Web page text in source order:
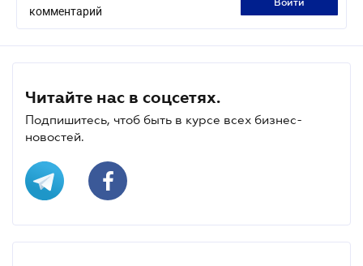
комментарий
войти
Читайте нас в соцсетях.
Подпишитесь, чтоб быть в курсе всех бизнес-
новостей.